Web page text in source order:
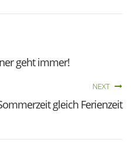
geht immer!
NEXT
gleich Ferienzeit